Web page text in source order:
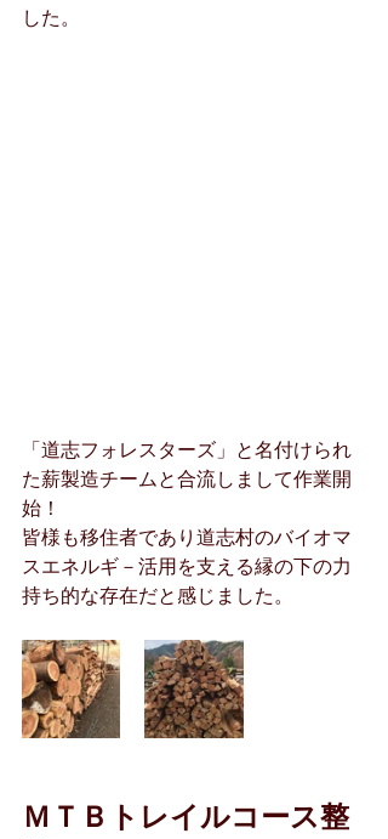
した。
「道志フォレスターズ」と名付けられ
た薪製造チームと合流しまして作業開
始！
皆様も移住者であり道志村のバイオマ
スエネルギ－活用を支える縁の下の力
持ち的な存在だと感じました。
ＭＴＢトレイルコース整